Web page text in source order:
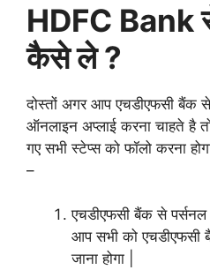
HDFC Bank
कैसे ले ?
दोस्तों अगर आप एचडीएफसी बैंक
ऑनलाइन अप्लाई करना चाहते है
गए सभी स्टेप्स को फॉलो करना
–
एचडीएफसी बैंक से
आप सभी को एचडीएफसी
जाना होगा |